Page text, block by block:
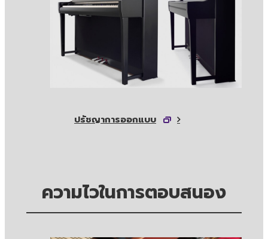
ปรัชญาการออกแบบ
ความไวในการตอบสนอง